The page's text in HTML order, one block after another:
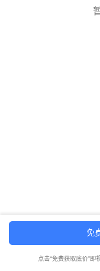
免
点击“免费获取底价”即